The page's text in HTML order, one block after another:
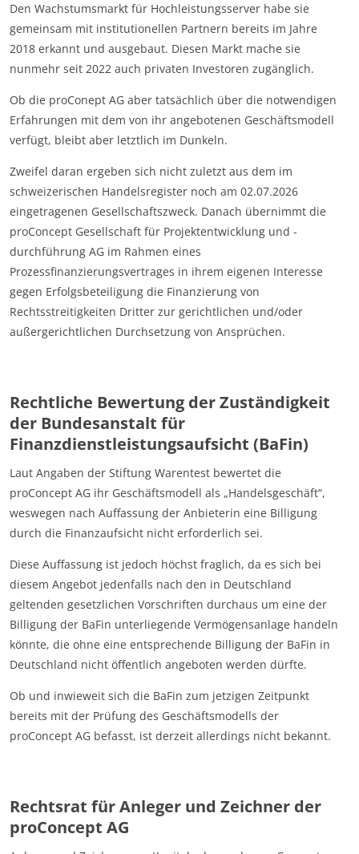
Den Wachstumsmarkt für Hochleistungsserver habe sie
gemeinsam mit institutionellen Partnern bereits im Jahre
2018 erkannt und ausgebaut. Diesen Markt mache sie
nunmehr seit 2022 auch privaten Investoren zugänglich.
Ob die proConept AG aber tatsächlich über die notwendigen
Erfahrungen mit dem von ihr angebotenen Geschäftsmodell
verfügt, bleibt aber letztlich im Dunkeln.
Zweifel daran ergeben sich nicht zuletzt aus dem im
schweizerischen Handelsregister noch am 02.07.2026
eingetragenen Gesellschaftszweck. Danach übernimmt die
proConcept Gesellschaft für Projektentwicklung und -
durchführung AG im Rahmen eines
Prozessfinanzierungsvertrages in ihrem eigenen Interesse
gegen Erfolgsbeteiligung die Finanzierung von
Rechtsstreitigkeiten Dritter zur gerichtlichen und/oder
außergerichtlichen Durchsetzung von Ansprüchen.
Rechtliche Bewertung der Zuständigkeit
der Bundesanstalt für
Finanzdienstleistungsaufsicht (BaFin)
Laut Angaben der Stiftung Warentest bewertet die
proConcept AG ihr Geschäftsmodell als „Handelsgeschäft“,
weswegen nach Auffassung der Anbieterin eine Billigung
durch die Finanzaufsicht nicht erforderlich sei.
Diese Auffassung ist jedoch höchst fraglich, da es sich bei
diesem Angebot jedenfalls nach den in Deutschland
geltenden gesetzlichen Vorschriften durchaus um eine der
Billigung der BaFin unterliegende Vermögensanlage handeln
könnte, die ohne eine entsprechende Billigung der BaFin in
Deutschland nicht öffentlich angeboten werden dürfte.
Ob und inwieweit sich die BaFin zum jetzigen Zeitpunkt
bereits mit der Prüfung des Geschäftsmodells der
proConcept AG befasst, ist derzeit allerdings nicht bekannt.
Rechtsrat für Anleger und Zeichner der
proConcept AG